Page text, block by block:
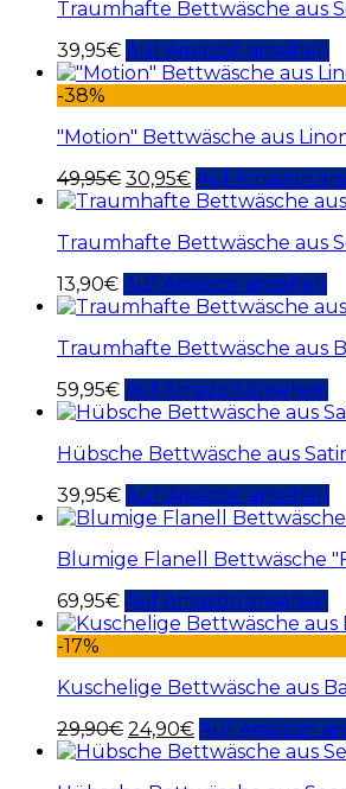
Traumhafte Bettwäsche aus
39,95€ Auf Amazon ansehen
-38%
"Motion" Bettwäsche aus
49,95€ 30,95€ Auf Amazon
Traumhafte Bettwäsche aus
13,90€ Auf Amazon ansehen
Traumhafte Bettwäsche aus
59,95€ Auf Amazon ansehen
Hübsche Bettwäsche aus
39,95€ Auf Amazon ansehen
Blumige Flanell Bettwäsche
69,95€ Auf Amazon ansehen
-17%
Kuschelige Bettwäsche aus
29,90€ 24,90€ Auf Amazon